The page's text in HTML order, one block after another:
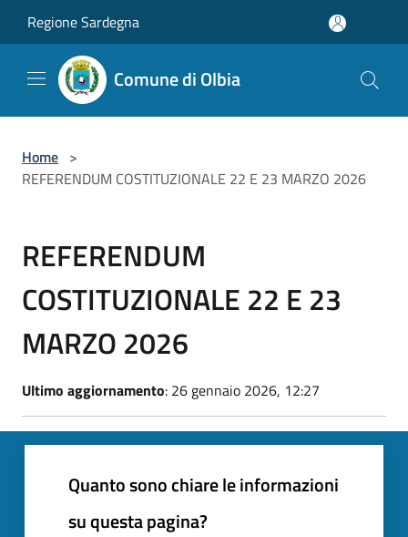
Regione Sardegna
Comune di Olbia
Home >
REFERENDUM COSTITUZIONALE 22 E 23 MARZO 2026
REFERENDUM
COSTITUZIONALE 22 E 23
MARZO 2026
Ultimo aggiornamento: 26 gennaio 2026, 12:27
Quanto sono chiare le informazioni
su questa pagina?